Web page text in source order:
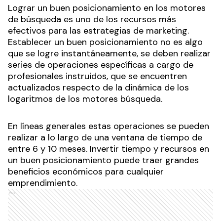
Lograr un buen posicionamiento en los motores
de búsqueda es uno de los recursos más
efectivos para las estrategias de marketing.
Establecer un buen posicionamiento no es algo
que se logre instantáneamente, se deben realizar
series de operaciones específicas a cargo de
profesionales instruidos, que se encuentren
actualizados respecto de la dinámica de los
logaritmos de los motores búsqueda.
En líneas generales estas operaciones se pueden
realizar a lo largo de una ventana de tiempo de
entre 6 y 10 meses. Invertir tiempo y recursos en
un buen posicionamiento puede traer grandes
beneficios económicos para cualquier
emprendimiento.
Ads